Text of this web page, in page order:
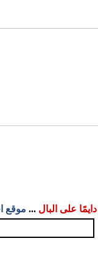
دايمًا على البال ... موقع